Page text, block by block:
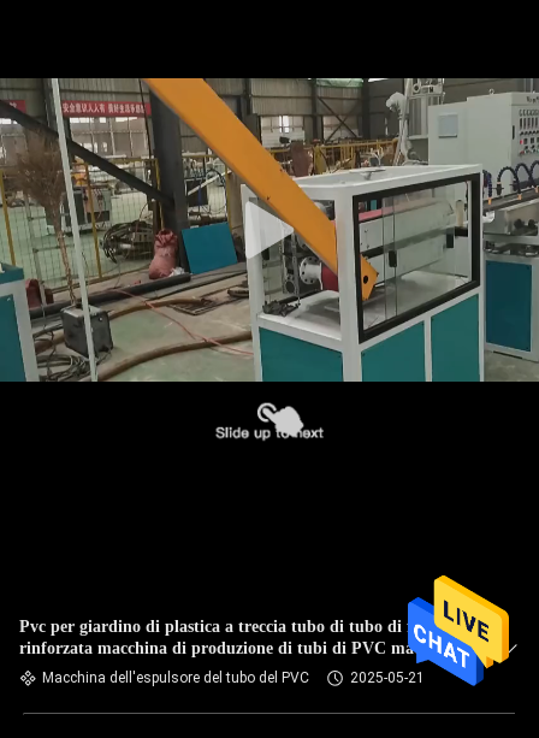
Pvc per giardino di plastica a treccia tubo di tubo di fibra
rinforzata macchina di produzione di tubi di PVC macchina
di estrusore di tubi
Macchina dell'espulsore del tubo del PVC 2025-05-21